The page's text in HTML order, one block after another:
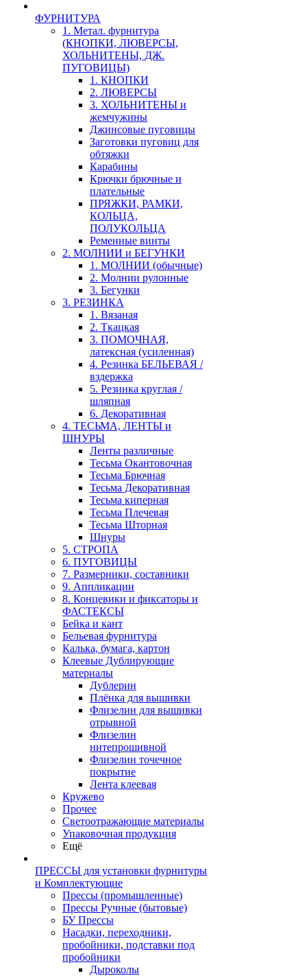
ФУРНИТУРА
1. Метал. фурнитура
(КНОПКИ, ЛЮВЕРСЫ,
ХОЛЬНИТЕНЫ, ДЖ.
ПУГОВИЦЫ)
1. КНОПКИ
2. ЛЮВЕРСЫ
3. ХОЛЬНИТЕНЫ и
жемчужины
Джинсовые пуговицы
Заготовки пуговиц для
обтяжки
Карабины
Крючки брючные и
плательные
ПРЯЖКИ, РАМКИ,
КОЛЬЦА,
ПОЛУКОЛЬЦА
Ременные винты
2. МОЛНИИ и БЕГУНКИ
1. МОЛНИИ (обычные)
2. Молнии рулонные
3. Бегунки
3. РЕЗИНКА
1. Вязаная
2. Ткацкая
3. ПОМОЧНАЯ,
латексная (усиленная)
4. Резинка БЕЛЬЕВАЯ /
вздержка
5. Резинка круглая /
шляпная
6. Декоративная
4. ТЕСЬМА, ЛЕНТЫ и
ШНУРЫ
Ленты различные
Тесьма Окантовочная
Тесьма Брючная
Тесьма Декоративная
Тесьма киперная
Тесьма Плечевая
Тесьма Шторная
Шнуры
5. СТРОПА
6. ПУГОВИЦЫ
7. Размерники, составники
9. Аппликации
8. Концевики и фиксаторы и
ФАСТЕКСЫ
Бейка и кант
Бельевая фурнитура
Калька, бумага, картон
Клеевые Дублирующие
материалы
Дублерин
Плёнка для вышивки
Флизелин для вышивки
отрывной
Флизелин
нитепрошивной
Флизелин точечное
покрытие
Лента клеевая
Кружево
Прочее
Светоотражающие материалы
Упаковочная продукция
Ещё
ПРЕССЫ для установки фурнитуры
и Комплектующие
Прессы (промышленные)
Прессы Ручные (бытовые)
БУ Прессы
Насадки, переходники,
пробойники, подставки под
пробойники
Дыроколы